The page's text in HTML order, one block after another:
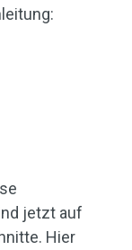
jetzt auf
Hier